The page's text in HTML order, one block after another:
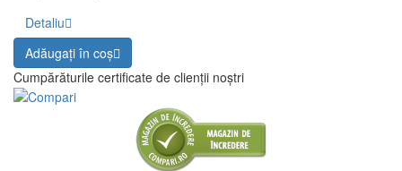
Detaliu
Adăugați în coş
Cumpărăturile certificate de clienții noștri